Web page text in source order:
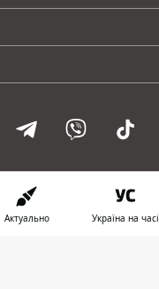
Информатор проекты
Информатор
Актуально Україна на часі